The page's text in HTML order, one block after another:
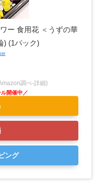
ー 食用花 ＜うずの華
) (1パック)
調べ-詳細)
ング